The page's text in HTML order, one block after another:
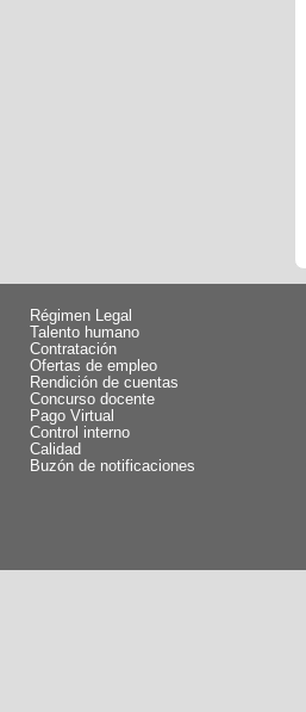
Régimen Legal
Talento humano
Contratación
Ofertas de empleo
Rendición de cuentas
Concurso docente
Pago Virtual
Control interno
Calidad
Buzón de notificaciones